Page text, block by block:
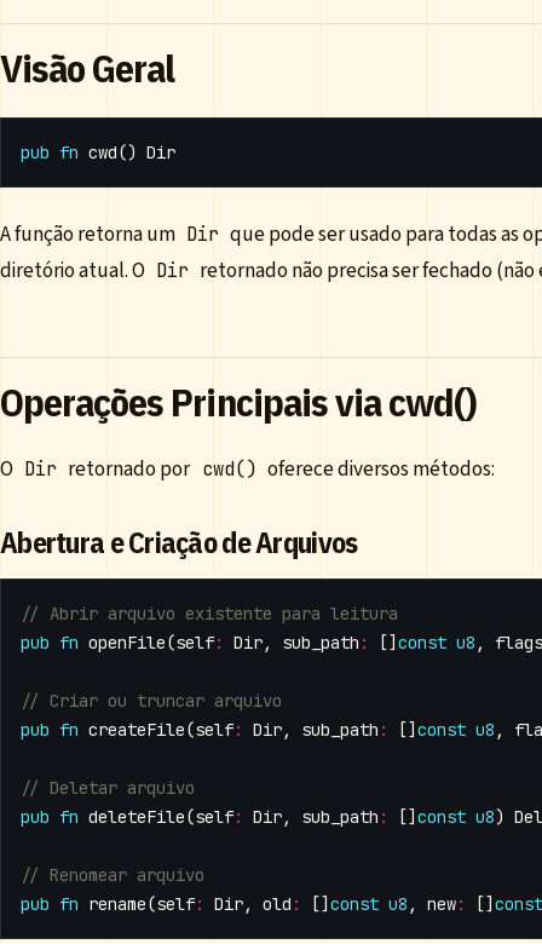
Visão Geral
pub fn cwd() Dir
A função retorna um Dir que pode ser usado para todas as
diretório atual. O Dir retornado não precisa ser fechado
Operações Principais via cwd()
O Dir retornado por cwd() oferece diversos métodos:
Abertura e Criação de Arquivos
pub fn openFile(self: Dir, sub_path : [] const u8 , flags
pub fn createFile(self: Dir, sub_path : [] const u8 ,
pub fn deleteFile(self: Dir, sub_path : [] const u8)
pub fn rename(self: Dir, old : [] const u8 , new: [] const